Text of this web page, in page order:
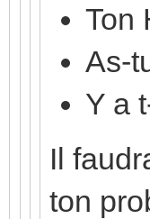
Ton
As-
Y a
Il
ton